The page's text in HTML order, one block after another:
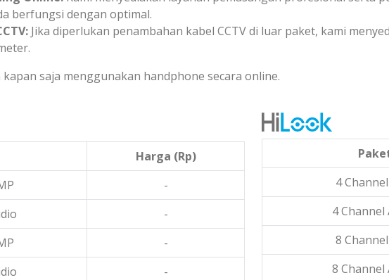
berfungsi dengan optimal.
Jika diperlukan penambahan kabel CCTV di luar paket, kami
saja menggunakan handphone secara online.
Harga (Rp)
-
-
-
-
4
4 Channel
8
8 Channel